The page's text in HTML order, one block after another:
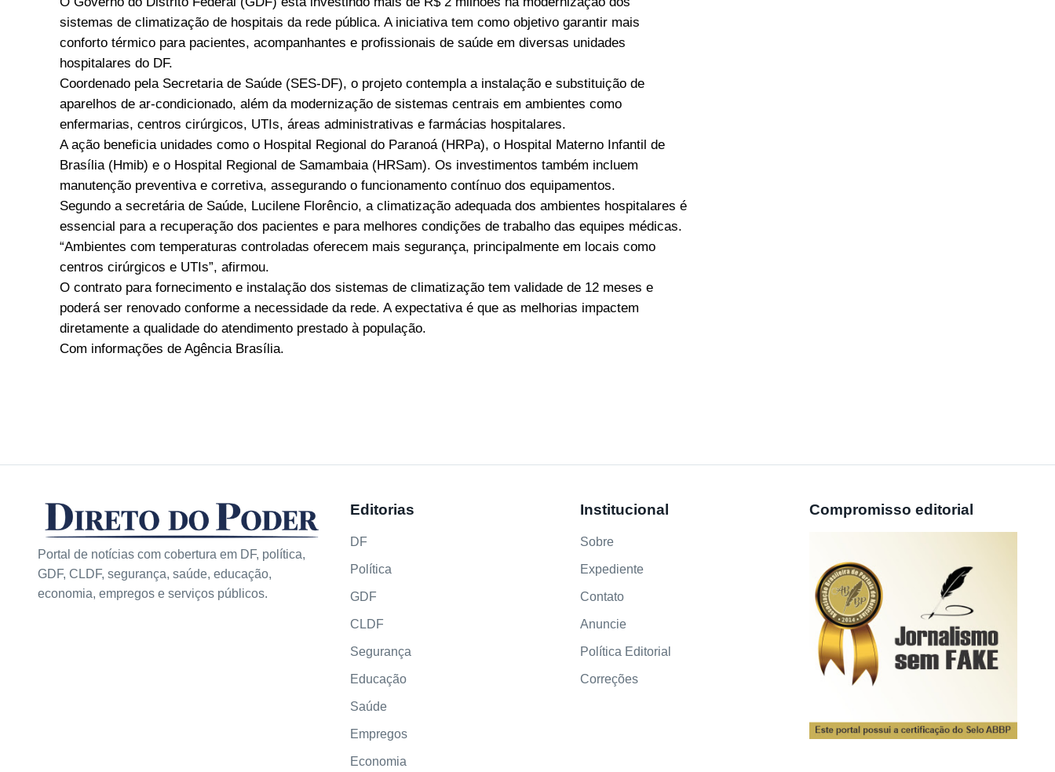
sistemas de climatização de hospitais da rede pública. A iniciativa tem como objetivo garantir mais
conforto térmico para pacientes, acompanhantes e profissionais de saúde em diversas unidades
hospitalares do DF.
Coordenado pela Secretaria de Saúde (SES-DF), o projeto contempla a instalação e substituição de
aparelhos de ar-condicionado, além da modernização de sistemas centrais em ambientes como
enfermarias, centros cirúrgicos, UTIs, áreas administrativas e farmácias hospitalares.
A ação beneficia unidades como o Hospital Regional do Paranoá (HRPa), o Hospital Materno Infantil de
Brasília (Hmib) e o Hospital Regional de Samambaia (HRSam). Os investimentos também incluem
manutenção preventiva e corretiva, assegurando o funcionamento contínuo dos equipamentos.
Segundo a secretária de Saúde, Lucilene Florêncio, a climatização adequada dos ambientes hospitalares é
essencial para a recuperação dos pacientes e para melhores condições de trabalho das equipes médicas.
“Ambientes com temperaturas controladas oferecem mais segurança, principalmente em locais como
centros cirúrgicos e UTIs”, afirmou.
O contrato para fornecimento e instalação dos sistemas de climatização tem validade de 12 meses e
poderá ser renovado conforme a necessidade da rede. A expectativa é que as melhorias impactem
diretamente a qualidade do atendimento prestado à população.
Com informações de Agência Brasília.
Portal de notícias com cobertura em DF, política,
GDF, CLDF, segurança, saúde, educação,
economia, empregos e serviços públicos.
Editorias
DF
Política
GDF
CLDF
Segurança
Educação
Saúde
Empregos
Economia
Institucional
Sobre
Expediente
Contato
Anuncie
Política Editorial
Correções
Compromisso editorial